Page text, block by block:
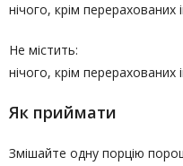
нічого, крім перерахованих
Не містить:
нічого, крім перерахованих
Як приймати
Змішайте одну порцію